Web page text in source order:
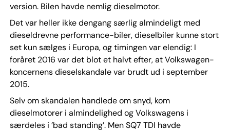
version. Bilen havde nemlig dieselmotor.
Det var heller ikke dengang særlig almindeligt med
dieseldrevne performance-biler, dieselbiler kunne stort
set kun sælges i Europa, og timingen var elendig: I
foråret 2016 var det blot et halvt efter, at Volkswagen-
koncernens dieselskandale var brudt ud i september
2015.
Selv om skandalen handlede om snyd, kom
dieselmotorer i almindelighed og Volkswagens i
særdeles i ’bad standing’. Men SQ7 TDI havde